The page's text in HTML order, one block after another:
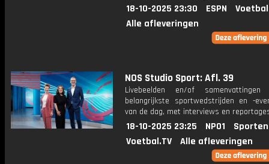
18-10-2025 23:30 ESPN
Alle afleveringen
NOS Studio Sport: Afl. 39
Livebeelden en/of
belangrijkste sportwedstrijden en -
van de dag, met interviews en
18-10-2025 23:25 NPO1
Voetbal.TV
Alle afleveringen